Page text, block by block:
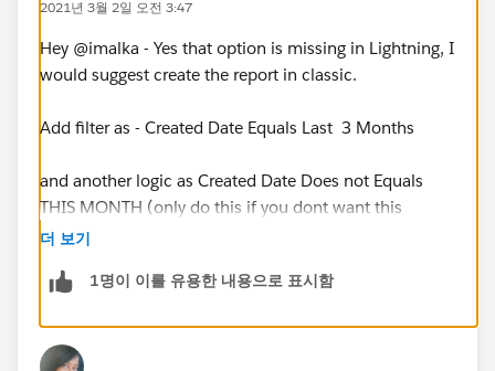
2021년 3월 2일 오전 3:47
Hey @imalka - Yes that option is missing in Lightning, I
would suggest create the report in classic.
Add filter as - Created Date Equals Last 3 Months
and another logic as Created Date Does not Equals
THIS MONTH (only do this if you dont want this
months records).
& then add Logic filter as (1 & 2)
더 보기
1명이 이를 유용한 내용으로 표시함